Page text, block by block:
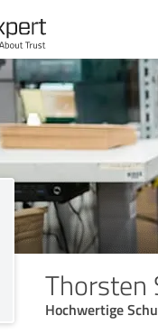
Thorsten
Hochwertige